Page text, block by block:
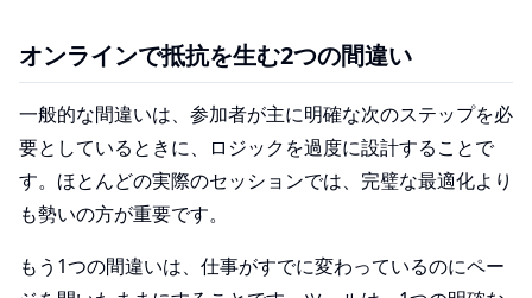
オンラインで抵抗を生む2つの間違い
一般的な間違いは、参加者が主に明確な次のステップを必
要としているときに、ロジックを過度に設計することで
す。ほとんどの実際のセッションでは、完璧な最適化より
も勢いの方が重要です。
もう1つの間違いは、仕事がすでに変わっているのにペー